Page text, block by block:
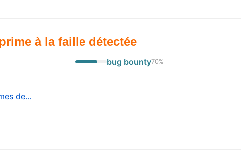
prime à la faille détectée
bug bounty70%
de...